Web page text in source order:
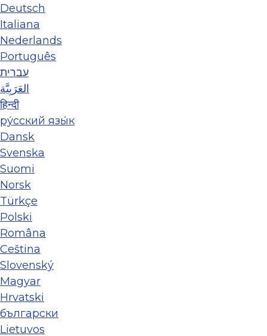
Deutsch
Italiana
Nederlands
Português
עברית
العَرَبِيَّة
हिन्दी
ру́сский язы́к
Dansk
Svenska
Suomi
Norsk
Türkçe
Polski
Româna
Ceština
Slovenský
Magyar
Hrvatski
български
Lietuvos